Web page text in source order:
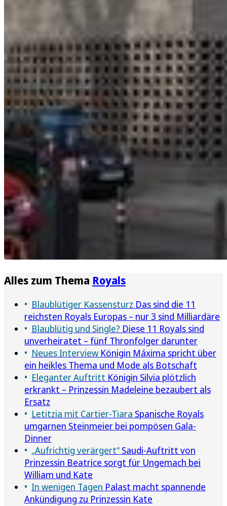
Alles zum Thema Royals
Blaublütiger Kassensturz Das sind die 11
reichsten Royals Europas – nur 3 sind Milliardäre
Blaublütig und Single? Diese 11 Royals sind
unverheiratet – fünf Thronfolger darunter
Neues Interview Königin Máxima spricht über
ein heikles Thema und Mode als Botschaft
Eleganter Auftritt Königin Silvia plötzlich
erkrankt – Prinzessin Madeleine bezaubert als
Ersatz
Letitzia mit Cartier-Tiara Spanische Royals
umgarnen Steinmeier bei pompösen Gala-
Dinner
„Aufrichtig verärgert“ Saudi-Auftritt von
Prinzessin Beatrice sorgt für Ungemach bei
William und Kate
In wenigen Tagen Palast macht spannende
Ankündigung zu Prinzessin Kate